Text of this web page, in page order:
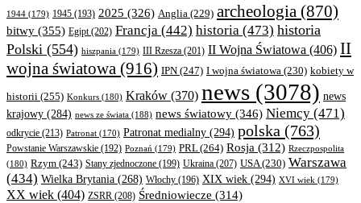
1944 (179) 1945 (193) 2025 (326) Anglia (229) archeologia (870)
bitwy (355) Egipt (202) Francja (442) historia (473) historia
Polski (554) hiszpania (179) III Rzesza (201) II Wojna Światowa (406) II
wojna światowa (916) IPN (247) I wojna światowa (230) kobiety w
historii (255) Konkurs (180) Kraków (370) news (3078) news
krajowy (284) news ze świata (188) news światowy (346) Niemcy (471)
odkrycie (213) Patronat (170) Patronat medialny (294) polska (763)
Powstanie Warszawskie (192) Poznań (179) PRL(264) Rosja (312) Rzeczpospolita
(180) Rzym (243) Stany zjednoczone (199) Ukraina (207) USA (230) Warszawa
(434) Wielka Brytania (268) Włochy (196) XIX wiek (294) XVI wiek (179)
XX wiek (404) ZSRR (208) Średniowiecze (314)